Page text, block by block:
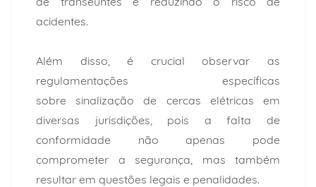
acidentes.
Além disso, é crucial observar as
regulamentações específicas
sobresinalização de cercas elétricas em
diversas jurisdições, pois a falta de
conformidade não apenas pode
comprometer a segurança, mas também
resultar em questões legais e penalidades.